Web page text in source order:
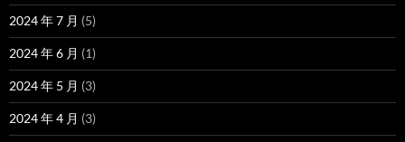
2024 年 7 月 (5)
2024 年 6 月 (1)
2024 年 5 月 (3)
2024 年 4 月 (3)